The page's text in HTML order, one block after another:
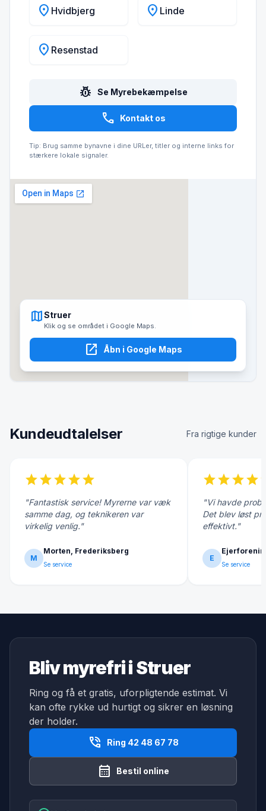
location_on Hvidbjerg location_on Linde
location_on Resenstad
pest_control Se Myrebekæmpelse
call Kontakt os
Tip: Brug samme bynavne i dine URLer, titler og interne links for
stærkere lokale signaler.
mapStruer
Klik og se området i Google Maps.
open_in_new Åbn i Google Maps
Kundeudtalelser Fra rigtige kunder
starstarstarstarstar
"Fantastisk service! Myrerne var væk
samme dag, og teknikeren var
virkelig venlig."
M
Morten, Frederiksberg
Se service
starstarstarstar
"Vi havde
Det blev løst
effektivt."
E
Se service
Bliv myrefri i Struer
Ring og få et gratis, uforpligtende estimat. Vi
kan ofte rykke ud hurtigt og sikrer en løsning
der holder.
phone_in_talk Ring 42 48 67 78
calendar_month Bestil online